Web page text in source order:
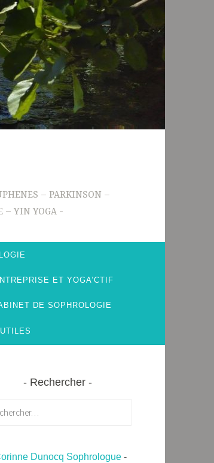
– PARKINSON –
– YIN YOGA
ET YOGA’CTIF
DE SOPHROLOGIE
Rechercher
Dunocq Sophrologue-